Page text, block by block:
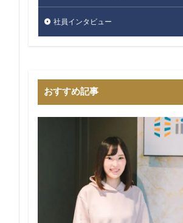
社員インタビュー
おすすめ記事